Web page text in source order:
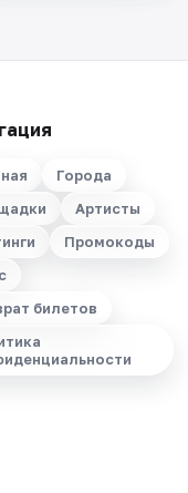
Города
Артисты
Промокоды
билетов